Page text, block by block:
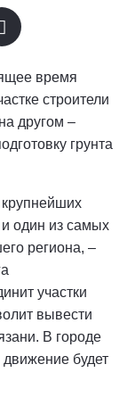
время
строители
другом –
грунта
один из самых
региона, –
участки
вывести
В городе
будет